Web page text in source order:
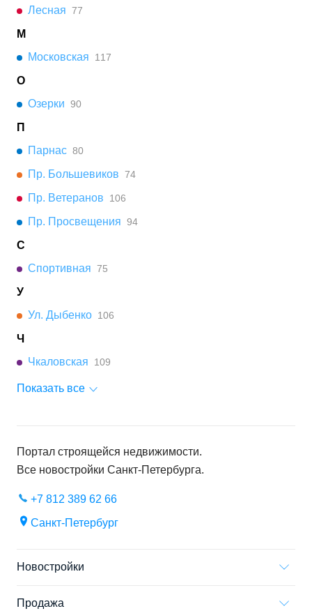
Лесная 77
М
Московская
117
О
Озерки 90
П
Парнас 80
Пр. Большевиков 74
Пр. Ветеранов 106
Пр. Просвещения 94
С
Спортивная 75
У
Ул. Дыбенко 106
Ч
Чкаловская
109
Показать все
Портал строящейся недвижимости.
Все новостройки Санкт-Петербурга.
+7 812 389 62 66
Санкт-Петербург
Новостройки
Продажа